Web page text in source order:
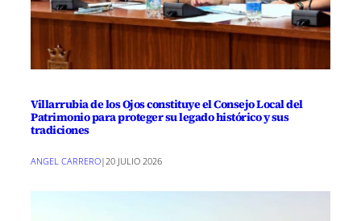
Villarrubia de los Ojos constituye el Consejo Local del
Patrimonio para proteger su legado histórico y sus
tradiciones
ANGEL CARRERO|20 JULIO 2026